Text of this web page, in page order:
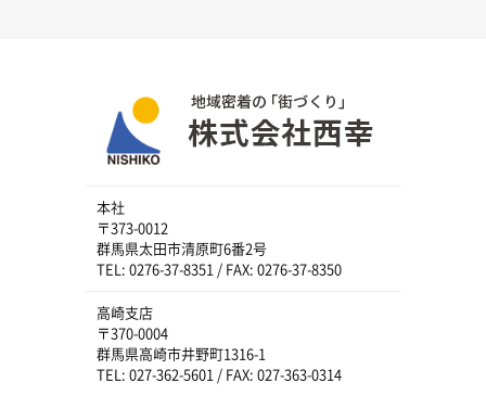
本社
〒373-0012
群馬県太田市清原町6番2号
TEL: 0276-37-8351 / FAX: 0276-37-8350
高崎支店
〒370-0004
群馬県高崎市井野町1316-1
TEL: 027-362-5601 / FAX: 027-363-0314